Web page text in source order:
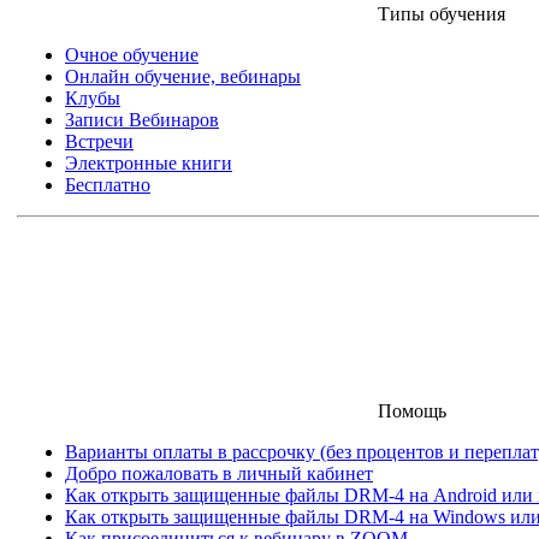
Типы обучения
Очное обучение
Онлайн обучение, вебинары
Клубы
Записи Вебинаров
Встречи
Электронные книги
Бесплатно
Помощь
Варианты оплаты в рассрочку (без процентов и
Добро пожаловать в личный кабинет
Как открыть защищенные файлы DRM-4 на Android или
Как открыть защищенные файлы DRM-4 на Windows